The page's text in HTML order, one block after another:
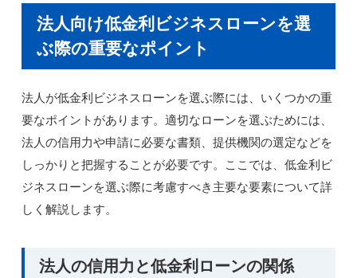
法人向け低金利ビジネスローンを選
ぶ際の重要なポイント
法人が低金利ビジネスローンを選ぶ際には、いくつかの重
要なポイントがあります。適切なローンを選ぶためには、
法人の信用力や申請に必要な書類、提供機関の選定などを
しっかりと把握することが必要です。ここでは、低金利ビ
ジネスローンを選ぶ際に考慮すべき主要な要素について詳
しく解説します。
法人の信用力と低金利ローンの関係